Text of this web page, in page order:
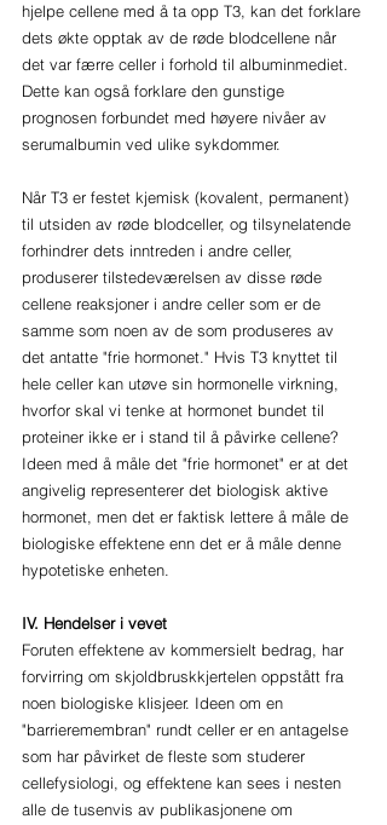
hjelpe cellene med å ta opp T3, kan det forklare
dets økte opptak av de røde blodcellene når
det var færre celler i forhold til albuminmediet.
Dette kan også forklare den gunstige
prognosen forbundet med høyere nivåer av
serumalbumin ved ulike sykdommer.
Når T3 er festet kjemisk (kovalent, permanent)
til utsiden av røde blodceller, og tilsynelatende
forhindrer dets inntreden i andre celler,
produserer tilstedeværelsen av disse røde
cellene reaksjoner i andre celler som er de
samme som noen av de som produseres av
det antatte "frie hormonet." Hvis T3 knyttet til
hele celler kan utøve sin hormonelle virkning,
hvorfor skal vi tenke at hormonet bundet til
proteiner ikke er i stand til å påvirke cellene?
Ideen med å måle det "frie hormonet" er at det
angivelig representerer det biologisk aktive
hormonet, men det er faktisk lettere å måle de
biologiske effektene enn det er å måle denne
hypotetiske enheten.
IV. Hendelser i vevet
Foruten effektene av kommersielt bedrag, har
forvirring om skjoldbruskkjertelen oppstått fra
noen biologiske klisjeer. Ideen om en
"barrieremembran" rundt celler er en antagelse
som har påvirket de fleste som studerer
cellefysiologi, og effektene kan sees i nesten
alle de tusenvis av publikasjonene om